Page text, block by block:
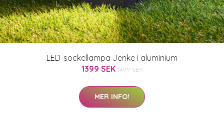
LED-sockellampa Jenke i aluminium
1399 SEK 1499 SEK
MER INFO!